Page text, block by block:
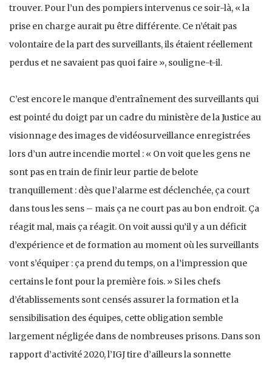
trouver. Pour l’un des pompiers intervenus ce soir-là, « la
prise en charge aurait pu être différente. Ce n’était pas
volontaire de la part des surveillants, ils étaient réellement
perdus et ne savaient pas quoi faire », souligne-t-il.
C’est encore le manque d’entraînement des surveillants qui
est pointé du doigt par un cadre du ministère de la Justice au
visionnage des images de vidéosurveillance enregistrées
lors d’un autre incendie mortel : « On voit que les gens ne
sont pas en train de finir leur partie de belote
tranquillement : dès que l’alarme est déclenchée, ça court
dans tous les sens – mais ça ne court pas au bon endroit. Ça
réagit mal, mais ça réagit. On voit aussi qu’il y a un déficit
d’expérience et de formation au moment où les surveillants
vont s’équiper : ça prend du temps, on a l’impression que
certains le font pour la première fois. » Si les chefs
d’établissements sont censés assurer la formation et la
sensibilisation des équipes, cette obligation semble
largement négligée dans de nombreuses prisons. Dans son
rapport d’activité 2020, l’IGJ tire d’ailleurs la sonnette